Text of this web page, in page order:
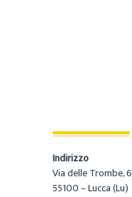
Indirizzo
Via delle Trombe, 6
55100 – Lucca (Lu)